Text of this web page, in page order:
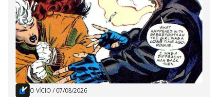
O VÍCIO / 07/08/2026